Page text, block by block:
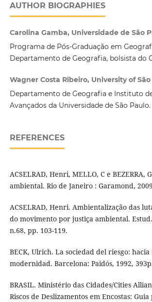
AUTHOR BIOGRAPHIES
Carolina Gamba, Universidade de São
Programa de Pós-Graduação em
Departamento de Geografia, bolsista do
Wagner Costa Ribeiro, University of
Departamento de Geografia e Instituto
Avançados da Universidade de São Paulo.
REFERENCES
ACSELRAD, Henri, MELLO, C e BEZERRA,
ambiental. Rio de Janeiro : Garamond,
ACSELRAD, Henri. Ambientalização das
do movimento por justiça ambiental.
n.68, pp. 103-119.
BECK, Ulrich. La sociedad del riesgo:
modernidad. Barcelona: Paidós, 1992,
BRASIL. Ministério das Cidades/Cities
Riscos de Deslizamentos em Encostas: